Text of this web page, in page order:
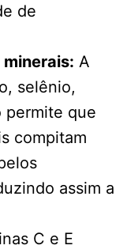
de
A
selênio,
permite que
compitam
assim a
C e E